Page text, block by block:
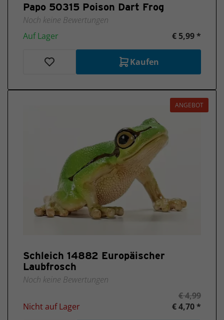
Papo 50315 Poison Dart Frog
Noch keine Bewertungen
Auf Lager
€ 5,99 *
Kaufen
ANGEBOT
Schleich 14882 Europäischer
Laubfrosch
Noch keine Bewertungen
Nicht auf Lager
€ 4,99
€ 4,70 *